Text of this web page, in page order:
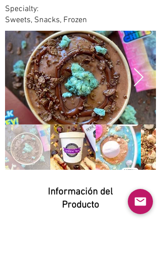
Specialty:
Sweets, Snacks, Frozen
Información del
Producto